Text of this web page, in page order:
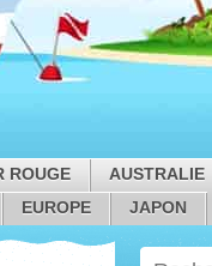
ROUGE AUSTRALIE
EUROPE JAPON